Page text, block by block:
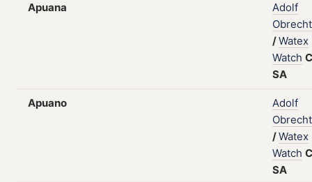
Apuana
Adolf
Obrecht
/Watex
Watch
SA
Apuano
Adolf
Obrecht
/Watex
Watch
SA